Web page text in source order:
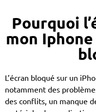
Pourquoi
mon
L’écran bloqué sur un
notamment des
des conflits, un manque